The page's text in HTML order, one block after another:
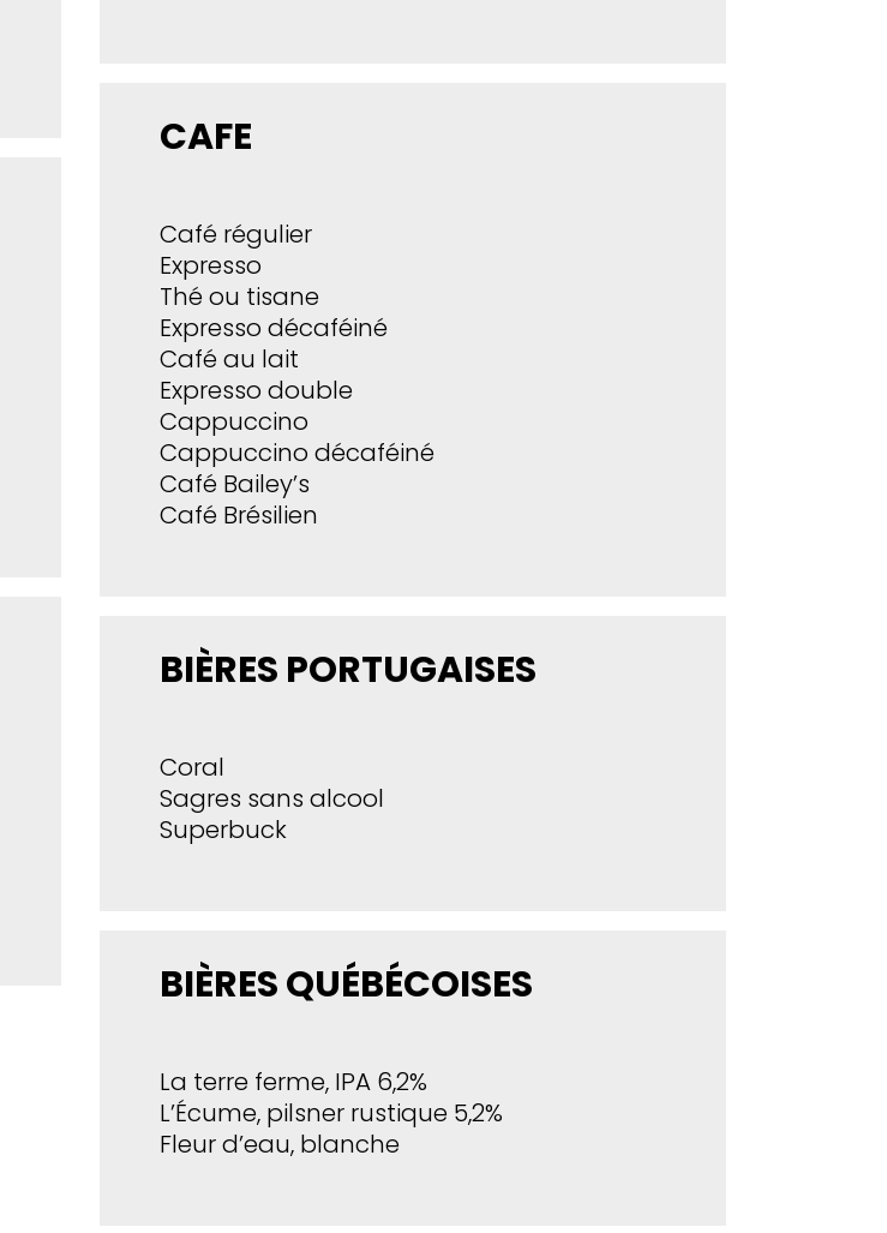
CAFE
Café régulier
Expresso
Thé ou tisane
Expresso décaféiné
Café au lait
Expresso double
Cappuccino
Cappuccino décaféiné
Café Bailey’s
Café Brésilien
BIÈRES PORTUGAISES
Coral
Sagres sans alcool
Superbuck
BIÈRES QUÉBÉCOISES
La terre ferme, IPA 6,2%
L’Écume, pilsner rustique 5,2%
Fleur d’eau, blanche